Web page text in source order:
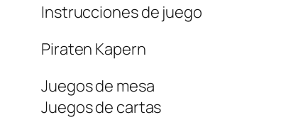
Instrucciones de juego
Piraten Kapern
Juegos de mesa
Juegos de cartas